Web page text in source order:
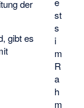
st
s
i
m
R
a
h
m
der
gibt es